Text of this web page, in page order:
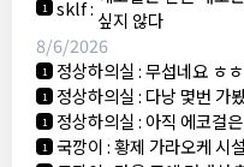
1 sklf: 싶지 않다
8/6/2026
1 정상하의실:무섭네요 ㅎㅎ
1 정상하의실: 다낭 몇번 가
1 정상하의실: 아직 에코걸
1 국깡이:황제 가라오케 시